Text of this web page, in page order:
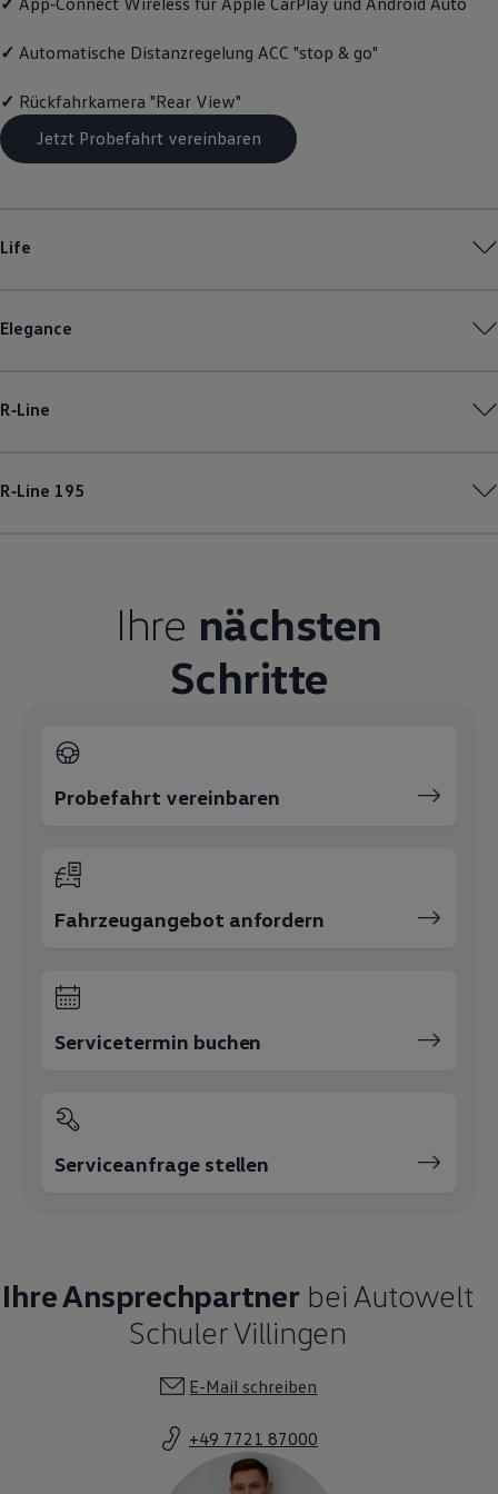
Motorenöl und Flüssigkeiten
Pannen- und Unfallhilfe
Volkswagen Teile
Zubehör
Modellspezifisches Zubehör
Volkswagen R
Pannen- und Unfallhilfe
Volkswagen Kundenbetreuung
✓ Automatische Distanzregelung ACC "stop & go"
✓ Rückfahrkamera "Rear View"
Jetzt Probefahrt vereinbaren
Life
Elegance
R‑Line
R‑Line 195
Ihre nächsten
Schritte
Probefahrt vereinbaren
Fahrzeugangebot anfordern
Servicetermin buchen
Serviceanfrage stellen
Ihre Ansprechpartnerbei Autowelt
Schuler Villingen
E-Mail schreiben
+49 7721 87000